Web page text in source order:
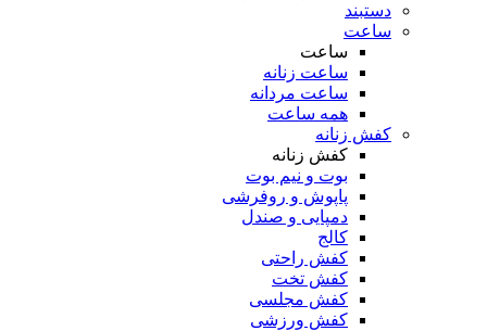
دستبند
ساعت
ساعت
ساعت زنانه
ساعت مردانه
همه ساعت
کفش زنانه
کفش زنانه
بوت و نیم بوت
پاپوش و روفرشی
دمپایی و صندل
کالج
کفش راحتی
کفش تخت
کفش مجلسی
کفش ورزشی